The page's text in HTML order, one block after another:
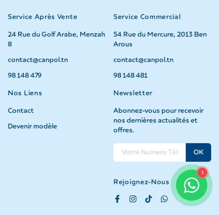
1
Service Après Vente
24 Rue du Golf Arabe, Menzah
8
contact@canpol.tn
98 148 479
Service Commercial
54 Rue du Mercure, 2013 Ben
Arous
contact@canpol.tn
98 148 481
Nos Liens
Contact
Devenir modèle
Newsletter
Abonnez-vous pour recevoir
nos dernières actualités et
offres.
OK
Rejoignez-Nous